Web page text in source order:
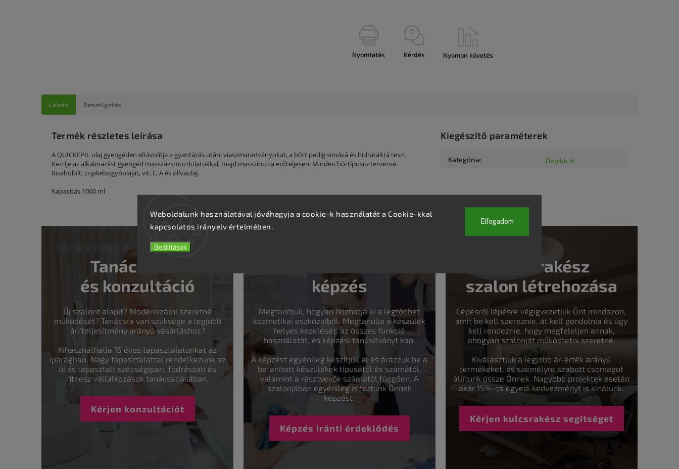
Weboldalunk használatával jóváhagyja a cookie-k használatát a Cookie-kkal
kapcsolatos irányelv értelmében.
Beállítások
Elfogadom
Nyomtatás Kérdés Nyomon követés
Leírás Beszélgetés
Termék részletes leírása
A QUICKEPIL olaj gyengéden eltávolítja a gyantázás utáni viaszmaradványokat, a bőrt pedig simává és hidratálttá teszi.
Kezdje az alkalmazást gyengéd masszázsmozdulatokkal, majd masszírozza erőteljesen. Minden bőrtípusra tervezve.
Bisabololt, csipkebogyóolajat, vit. E, A és olívaolaj.
Kapacitás 1000 ml
Kiegészítő paraméterek
Kategória: Depiláció
Tanácsadás
és konzultáció
Új szalont alapít? Modernizálni szeretné
működését? Tanácsra van szüksége a legjobb
ár/teljesítmény arányú vásárláshoz?
Kihasználhatja 15 éves tapasztalatunkat az
iparágban. Nagy tapasztalattal rendelkezünk az
új és tapasztalt szépségipari, fodrászati és
fitnesz vállalkozások tanácsadásában.
Kérjen konzultációt
képzés
Megtanítjuk, hogyan hozhatja ki a legtöbbet
kozmetikai eszközeiből. Megtanulja a készülék
helyes kezelését, az összes funkció
használatát, és képzési tanúsítványt kap.
A képzést egyénileg készítjük el és árazzuk be a
betanított készülékek típusától és számától,
valamint a résztvevők számától függően. A
szalonjában egyénileg is tartunk Önnek
képzést.
Képzés iránti érdeklődés
Kulcsrakész
szalon létrehozása
Lépésről lépésre végigvezetjük Önt mindazon,
amit be kell szereznie, át kell gondolnia és úgy
kell rendeznie, hogy megfeleljen annak,
ahogyan szalonját működtetni szeretné.
Kiválasztjuk a legjobb ár-érték arányú
termékeket, és személyre szabott csomagot
állítunk össze Önnek. Nagyobb projektek esetén
akár 15%-os egyedi kedvezményt is kínálunk.
Kérjen kulcsrakész segítséget